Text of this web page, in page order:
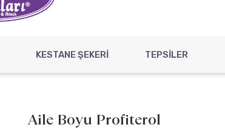
KESTANE ŞEKERİ TEPSİLER
Aile Boyu Profiterol